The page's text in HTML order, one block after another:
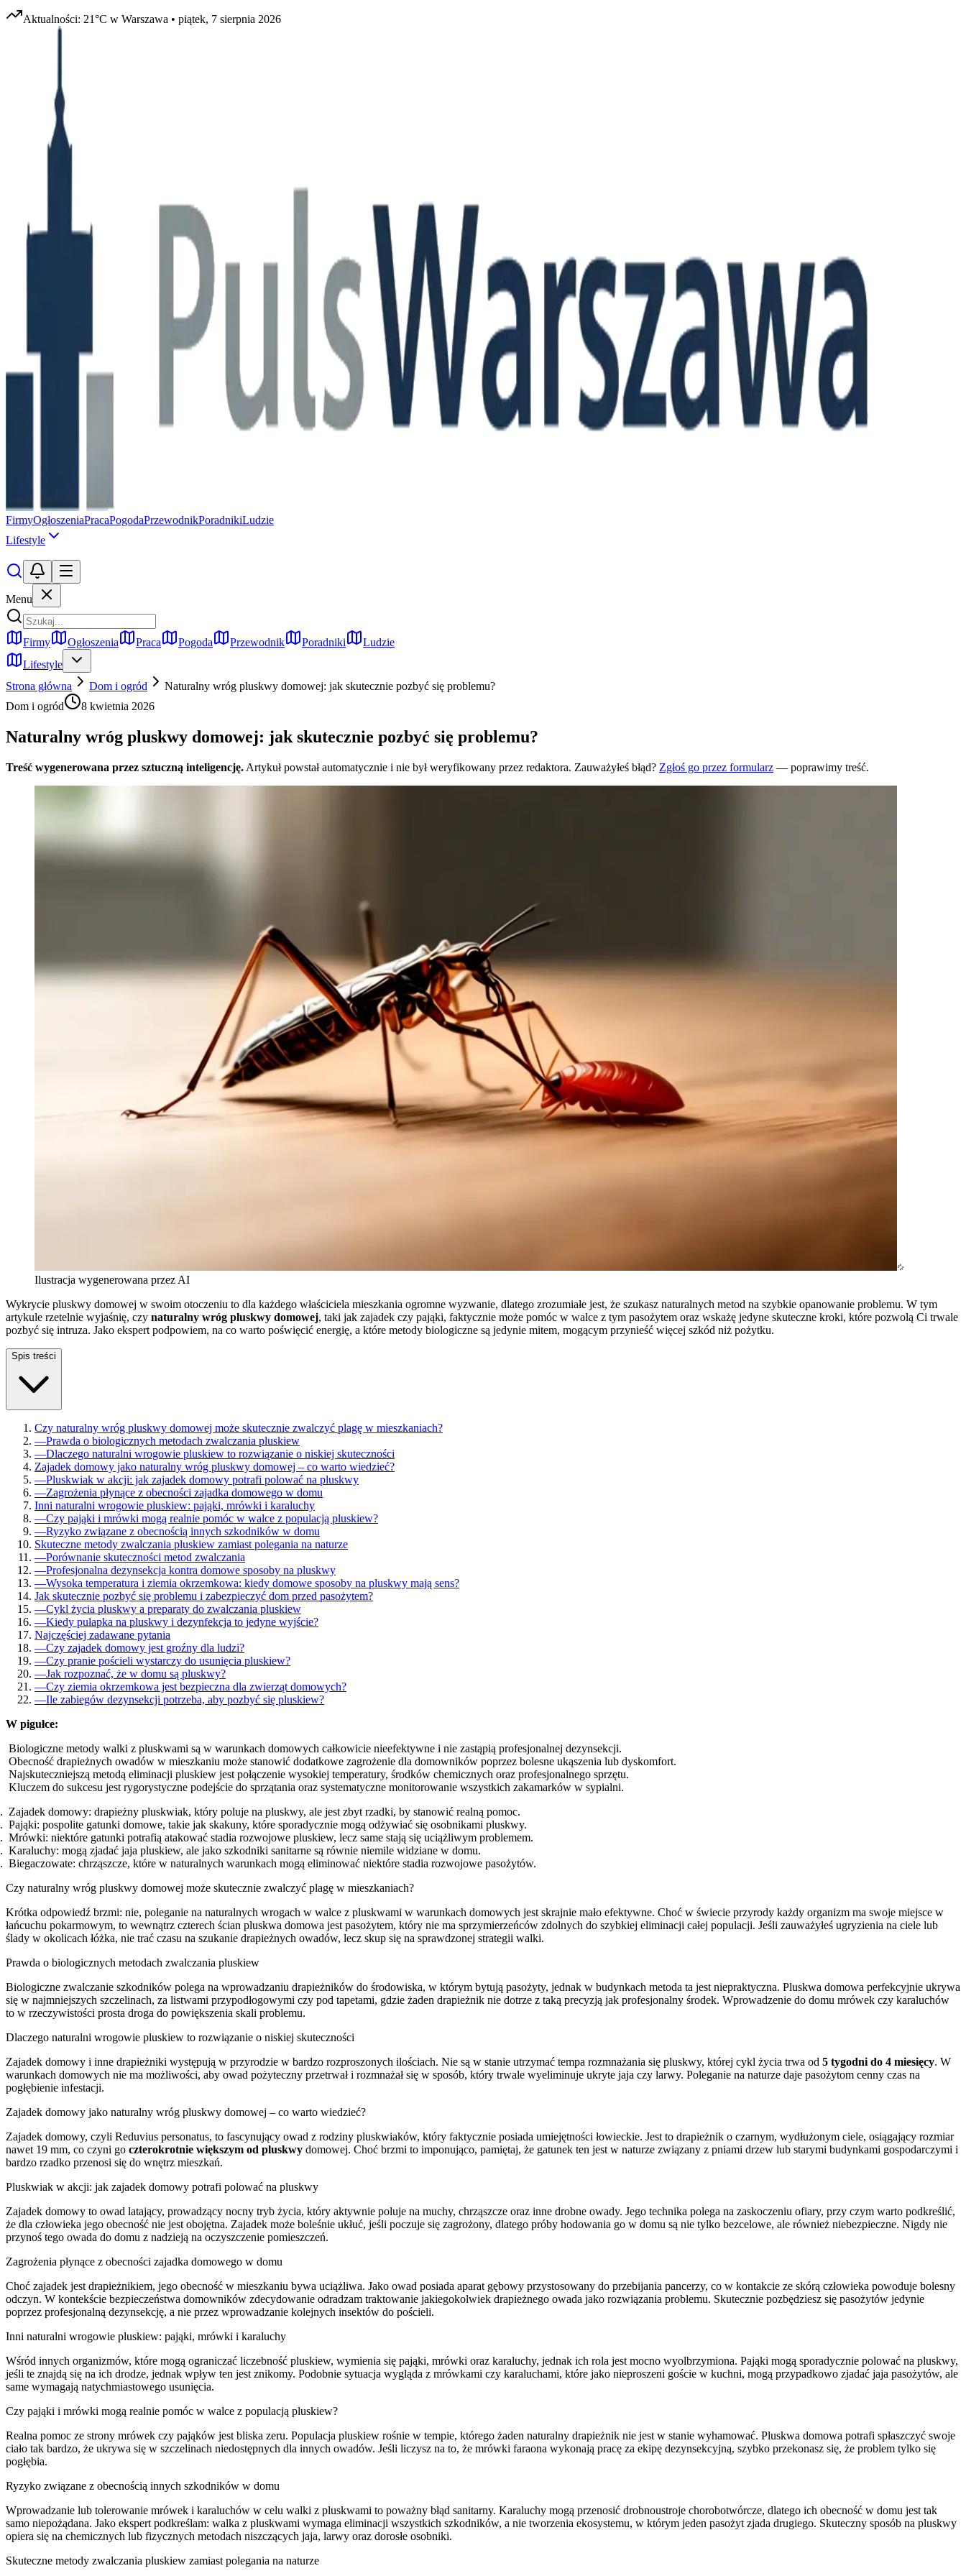
Aktualności: 21°C w Warszawa • piątek, 7 sierpnia 2026
FirmyOgłoszeniaPracaPogodaPrzewodnikPoradnikiLudzie
Lifestyle
Menu
Firmy Ogłoszenia Praca Pogoda Przewodnik Poradniki
Ludzie
Lifestyle
Strona główna
Dom i ogród
Naturalny wróg pluskwy domowej: jak skutecznie pozbyć się problemu?
Dom i ogród
8 kwietnia 2026
Naturalny wróg pluskwy domowej: jak skutecznie pozbyć się problemu?
Treść wygenerowana przez sztuczną inteligencję. Artykuł powstał automatycznie i nie był weryfikowany przez redaktora. Zauważyłeś błąd? Zgłoś go przez formularz — poprawimy treść.
Ilustracja wygenerowana przez AI
Wykrycie pluskwy domowej w swoim otoczeniu to dla każdego właściciela mieszkania ogromne wyzwanie, dlatego zrozumiałe jest, że szukasz naturalnych metod na szybkie opanowanie problemu. W tym
artykule rzetelnie wyjaśnię, czy naturalny wróg pluskwy domowej, taki jak zajadek czy pająki, faktycznie może pomóc w walce z tym pasożytem oraz wskażę jedyne skuteczne kroki, które pozwolą Ci trwale
pozbyć się intruza. Jako ekspert podpowiem, na co warto poświęcić energię, a które metody biologiczne są jedynie mitem, mogącym przynieść więcej szkód niż pożytku.
Spis treści
Czy naturalny wróg pluskwy domowej może skutecznie zwalczyć plagę w mieszkaniach?
—Prawda o biologicznych metodach zwalczania pluskiew
—Dlaczego naturalni wrogowie pluskiew to rozwiązanie o niskiej skuteczności
Zajadek domowy jako naturalny wróg pluskwy domowej – co warto wiedzieć?
—Pluskwiak w akcji: jak zajadek domowy potrafi polować na pluskwy
—Zagrożenia płynące z obecności zajadka domowego w domu
Inni naturalni wrogowie pluskiew: pająki, mrówki i karaluchy
—Czy pająki i mrówki mogą realnie pomóc w walce z populacją pluskiew?
—Ryzyko związane z obecnością innych szkodników w domu
Skuteczne metody zwalczania pluskiew zamiast polegania na naturze
—Porównanie skuteczności metod zwalczania
—Profesjonalna dezynsekcja kontra domowe sposoby na pluskwy
—Wysoka temperatura i ziemia okrzemkowa: kiedy domowe sposoby na pluskwy mają sens?
Jak skutecznie pozbyć się problemu i zabezpieczyć dom przed pasożytem?
—Cykl życia pluskwy a preparaty do zwalczania pluskiew
—Kiedy pułapka na pluskwy i dezynfekcja to jedyne wyjście?
Najczęściej zadawane pytania
—Czy zajadek domowy jest groźny dla ludzi?
—Czy pranie pościeli wystarczy do usunięcia pluskiew?
—Jak rozpoznać, że w domu są pluskwy?
—Czy ziemia okrzemkowa jest bezpieczna dla zwierząt domowych?
—Ile zabiegów dezynsekcji potrzeba, aby pozbyć się pluskiew?
W pigułce:
Biologiczne metody walki z pluskwami są w warunkach domowych całkowicie nieefektywne i nie zastąpią profesjonalnej dezynsekcji.
Obecność drapieżnych owadów w mieszkaniu może stanowić dodatkowe zagrożenie dla domowników poprzez bolesne ukąszenia lub dyskomfort.
Najskuteczniejszą metodą eliminacji pluskiew jest połączenie wysokiej temperatury, środków chemicznych oraz profesjonalnego sprzętu.
Kluczem do sukcesu jest rygorystyczne podejście do sprzątania oraz systematyczne monitorowanie wszystkich zakamarków w sypialni.
Zajadek domowy: drapieżny pluskwiak, który poluje na pluskwy, ale jest zbyt rzadki, by stanowić realną pomoc.
Pająki: pospolite gatunki domowe, takie jak skakuny, które sporadycznie mogą odżywiać się osobnikami pluskwy.
Mrówki: niektóre gatunki potrafią atakować stadia rozwojowe pluskiew, lecz same stają się uciążliwym problemem.
Karaluchy: mogą zjadać jaja pluskiew, ale jako szkodniki sanitarne są równie niemile widziane w domu.
Biegaczowate: chrząszcze, które w naturalnych warunkach mogą eliminować niektóre stadia rozwojowe pasożytów.
Czy naturalny wróg pluskwy domowej może skutecznie zwalczyć plagę w mieszkaniach?
Krótka odpowiedź brzmi: nie, poleganie na naturalnych wrogach w walce z pluskwami w warunkach domowych jest skrajnie mało efektywne. Choć w świecie przyrody każdy organizm ma swoje miejsce w
łańcuchu pokarmowym, to wewnątrz czterech ścian pluskwa domowa jest pasożytem, który nie ma sprzymierzeńców zdolnych do szybkiej eliminacji całej populacji. Jeśli zauważyłeś ugryzienia na ciele lub
ślady w okolicach łóżka, nie trać czasu na szukanie drapieżnych owadów, lecz skup się na sprawdzonej strategii walki.
Prawda o biologicznych metodach zwalczania pluskiew
Biologiczne zwalczanie szkodników polega na wprowadzaniu drapieżników do środowiska, w którym bytują pasożyty, jednak w budynkach metoda ta jest niepraktyczna. Pluskwa domowa perfekcyjnie ukrywa
się w najmniejszych szczelinach, za listwami przypodłogowymi czy pod tapetami, gdzie żaden drapieżnik nie dotrze z taką precyzją jak profesjonalny środek. Wprowadzenie do domu mrówek czy karaluchów
to w rzeczywistości prosta droga do powiększenia skali problemu.
Dlaczego naturalni wrogowie pluskiew to rozwiązanie o niskiej skuteczności
Zajadek domowy i inne drapieżniki występują w przyrodzie w bardzo rozproszonych ilościach. Nie są w stanie utrzymać tempa rozmnażania się pluskwy, której cykl życia trwa od 5 tygodni do 4 miesięcy. W
warunkach domowych nie ma możliwości, aby owad pożyteczny przetrwał i rozmnażał się w sposób, który trwale wyeliminuje ukryte jaja czy larwy. Poleganie na naturze daje pasożytom cenny czas na
pogłębienie infestacji.
Zajadek domowy jako naturalny wróg pluskwy domowej – co warto wiedzieć?
Zajadek domowy, czyli Reduvius personatus, to fascynujący owad z rodziny pluskwiaków, który faktycznie posiada umiejętności łowieckie. Jest to drapieżnik o czarnym, wydłużonym ciele, osiągający rozmiar
nawet 19 mm, co czyni go czterokrotnie większym od pluskwy domowej. Choć brzmi to imponująco, pamiętaj, że gatunek ten jest w naturze związany z pniami drzew lub starymi budynkami gospodarczymi i
bardzo rzadko przenosi się do wnętrz mieszkań.
Pluskwiak w akcji: jak zajadek domowy potrafi polować na pluskwy
Zajadek domowy to owad latający, prowadzący nocny tryb życia, który aktywnie poluje na muchy, chrząszcze oraz inne drobne owady. Jego technika polega na zaskoczeniu ofiary, przy czym warto podkreślić,
że dla człowieka jego obecność nie jest obojętna. Zajadek może boleśnie ukłuć, jeśli poczuje się zagrożony, dlatego próby hodowania go w domu są nie tylko bezcelowe, ale również niebezpieczne. Nigdy nie
przynoś tego owada do domu z nadzieją na oczyszczenie pomieszczeń.
Zagrożenia płynące z obecności zajadka domowego w domu
Choć zajadek jest drapieżnikiem, jego obecność w mieszkaniu bywa uciążliwa. Jako owad posiada aparat gębowy przystosowany do przebijania pancerzy, co w kontakcie ze skórą człowieka powoduje bolesny
odczyn. W kontekście bezpieczeństwa domowników zdecydowanie odradzam traktowanie jakiegokolwiek drapieżnego owada jako rozwiązania problemu. Skutecznie pozbędziesz się pasożytów jedynie
poprzez profesjonalną dezynsekcję, a nie przez wprowadzanie kolejnych insektów do pościeli.
Inni naturalni wrogowie pluskiew: pająki, mrówki i karaluchy
Wśród innych organizmów, które mogą ograniczać liczebność pluskiew, wymienia się pająki, mrówki oraz karaluchy, jednak ich rola jest mocno wyolbrzymiona. Pająki mogą sporadycznie polować na pluskwy,
jeśli te znajdą się na ich drodze, jednak wpływ ten jest znikomy. Podobnie sytuacja wygląda z mrówkami czy karaluchami, które jako nieproszeni goście w kuchni, mogą przypadkowo zjadać jaja pasożytów, ale
same wymagają natychmiastowego usunięcia.
Czy pająki i mrówki mogą realnie pomóc w walce z populacją pluskiew?
Realna pomoc ze strony mrówek czy pająków jest bliska zeru. Populacja pluskiew rośnie w tempie, którego żaden naturalny drapieżnik nie jest w stanie wyhamować. Pluskwa domowa potrafi spłaszczyć swoje
ciało tak bardzo, że ukrywa się w szczelinach niedostępnych dla innych owadów. Jeśli liczysz na to, że mrówki faraona wykonają pracę za ekipę dezynsekcyjną, szybko przekonasz się, że problem tylko się
pogłębia.
Ryzyko związane z obecnością innych szkodników w domu
Wprowadzanie lub tolerowanie mrówek i karaluchów w celu walki z pluskwami to poważny błąd sanitarny. Karaluchy mogą przenosić drobnoustroje chorobotwórcze, dlatego ich obecność w domu jest tak
samo niepożądana. Jako ekspert podkreślam: walka z pluskwami wymaga eliminacji wszystkich szkodników, a nie tworzenia ekosystemu, w którym jeden pasożyt zjada drugiego. Skuteczny sposób na pluskwy
opiera się na chemicznych lub fizycznych metodach niszczących jaja, larwy oraz dorosłe osobniki.
Skuteczne metody zwalczania pluskiew zamiast polegania na naturze